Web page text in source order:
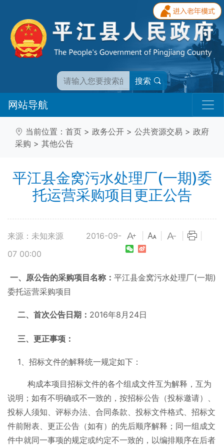
搜索
网站导航
当前位置： 首页 > 政务公开 > 公共资源交易 > 政府
采购 > 其他公告
平江县金窝污水处理厂(一期)委
托运营采购项目更正公告
来源：未知来源
2016-09-
07 00:00
一、 原公告的采购项目名称： 平江县金窝污水处理厂(一期)
委托运营采购项目
二、首次公告日期： 2016年8月24日
三、更正事项：
1、招标文件的解释统一规定如下：
构成本项目招标文件的各个组成文件互为解释，互为
说明；如有不明确或不一致的，按招标公告（投标邀请）、
投标人须知、评标办法、合同条款、投标文件格式、招标文
件前附表、更正公告（如有）的先后顺序解释；同一组成文
件中就同一事项的规定或约定不一致的，以编排顺序在后者